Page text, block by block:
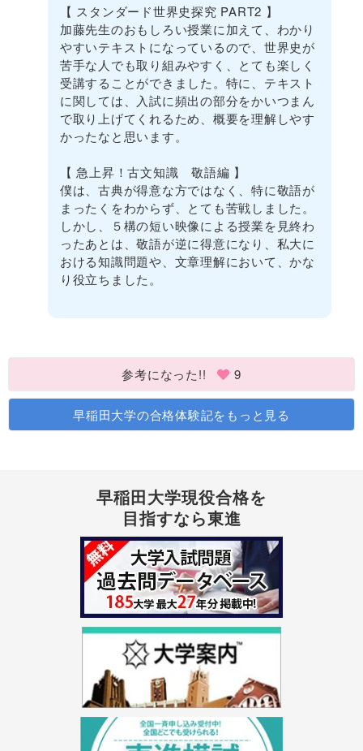
【 スタンダード世界史探究 PART2 】
加藤先生のおもしろい授業に加えて、わかり
やすいテキストになっているので、世界史が
苦手な人でも取り組みやすく、とても楽しく
受講することができました。特に、テキスト
に関しては、入試に頻出の部分をかいつまん
で取り上げてくれるため、概要を理解しやす
かったなと思います。
【 急上昇！古文知識 敬語編 】
僕は、古典が得意な方ではなく、特に敬語が
まったくをわからず、とても苦戦しました。
しかし、５構の短い映像による授業を見終わ
ったあとは、敬語が逆に得意になり、私大に
おける知識問題や、文章理解において、かな
り役立ちました。
参考になった!! 9
早稲田大学の合格体験記をもっと見る
早稲田大学現役合格を
目指すなら東進